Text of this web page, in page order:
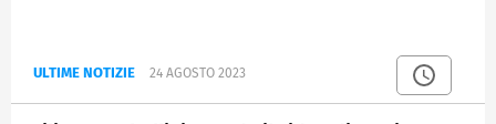
ULTIME NOTIZIE 24 AGOSTO 2023